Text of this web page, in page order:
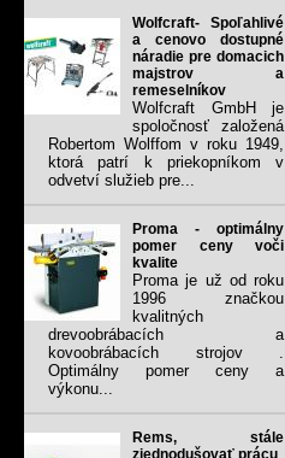
Wolfcraft- Spoľahlivé
a cenovo dostupné
náradie pre domacich
majstrov a
remeselníkov
Wolfcraft GmbH je
spoločnosť založená
Robertom Wolffom v roku 1949,
ktorá patrí k priekopníkom v
odvetví služieb pre...
Proma - optimálny
pomer ceny voči
kvalite
Proma je už od roku
1996 značkou
kvalitných
drevoobrábacích a
kovoobrábacích strojov .
Optimálny pomer ceny a
výkonu...
Rems, stále